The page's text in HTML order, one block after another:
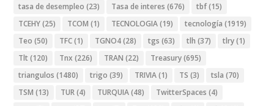
tasa de desempleo (23) Tasa de interes (676) tbf(15)
TCEHY(25) TCOM (1) TECNOLOGIA(19) tecnología (1919)
Teo (50) TFC(1) TGNO4(28) tgs (63) tlh (37) tlry(1)
Tlt (120) Tnx (226) TRAN (22) Treasury(695)
triangulos (1480) trigo (39) TRIVIA(1) TS (3) tsla (70)
TSM (13) TUR(4) TURQUIA(48) TwitterSpaces (4)